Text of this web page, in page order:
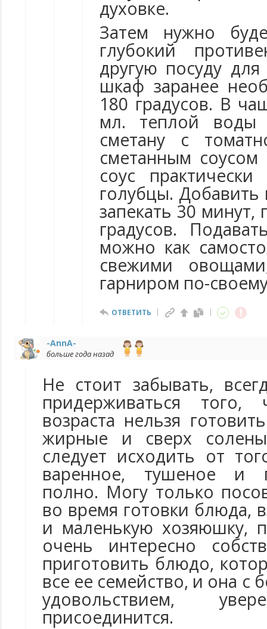
духовке.
Затем нужно
глубокий
другую посуду
шкаф заранее
180 градусов. В
мл. теплой
сметану с
сметанным
соус
голубцы.
запекать 30 минут,
градусов.
можно как
свежими
гарниром по-
ОТВЕТИТЬ
-AnnA-
больше года назад
Не стоит забывать,
придерживаться
возраста нельзя
жирные и сверх
следует исходить от
варенное, тушеное и
полно. Могу только
во время готовки блюда,
и маленькую хозяюшку,
очень интересно
приготовить блюдо,
все ее семейство, и она
удовольствием,
присоединится.